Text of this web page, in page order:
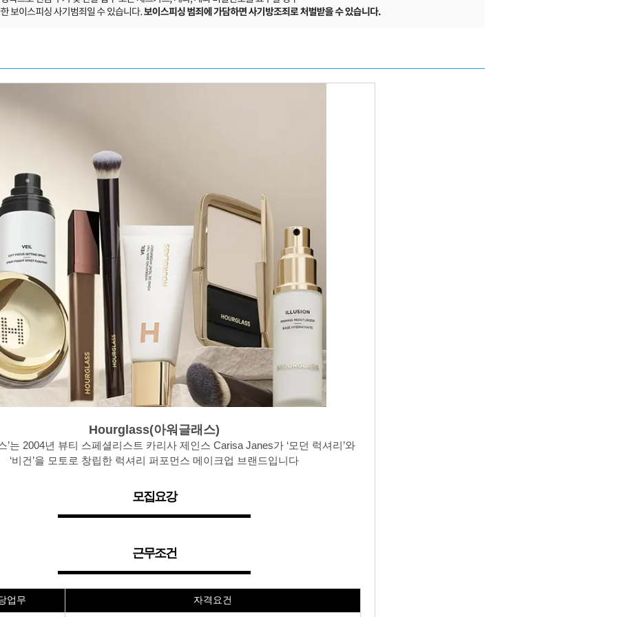
Hourglass(아워글래스)
’는 2004년 뷰티 스페셜리스트 카리사 제인스 Carisa Janes가 ‘모던 럭셔리’와
‘비건’을 모토로 창립한 럭셔리 퍼포먼스 메이크업 브랜드입니다
모집요강
근무조건
업무 자격요건